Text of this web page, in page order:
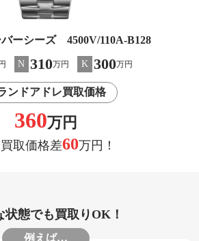
ーシーズ 4500V/110A-B128
N 310万円 K 300万円
ンドアドレ買取価格
360万円
取価格差60万円！
状態でも買取りOK！
例えば…